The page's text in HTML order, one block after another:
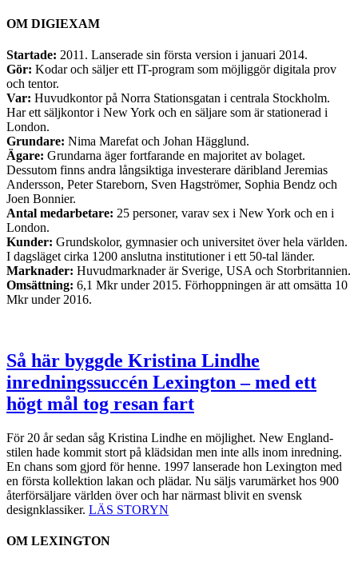
OM DIGIEXAM
Startade: 2011. Lanserade sin första version i januari 2014.
Gör: Kodar och säljer ett IT-program som möjliggör digitala prov
och tentor.
Var: Huvudkontor på Norra Stationsgatan i centrala Stockholm.
Har ett säljkontor i New York och en säljare som är stationerad i
London.
Grundare: Nima Marefat och Johan Hägglund.
Ägare: Grundarna äger fortfarande en majoritet av bolaget.
Dessutom finns andra långsiktiga investerare däribland Jeremias
Andersson, Peter Stareborn, Sven Hagströmer, Sophia Bendz och
Joen Bonnier.
Antal medarbetare: 25 personer, varav sex i New York och en i
London.
Kunder: Grundskolor, gymnasier och universitet över hela världen.
I dagsläget cirka 1200 anslutna institutioner i ett 50-tal länder.
Marknader: Huvudmarknader är Sverige, USA och Storbritannien.
Omsättning: 6,1 Mkr under 2015. Förhoppningen är att omsätta 10
Mkr under 2016.
Så här byggde Kristina Lindhe
inredningssuccén Lexington – med ett
högt mål tog resan fart
För 20 år sedan såg Kristina Lindhe en möjlighet. New England-
stilen hade kommit stort på klädsidan men inte alls inom inredning.
En chans som gjord för henne. 1997 lanserade hon Lexington med
en första kollektion lakan och plädar. Nu säljs varumärket hos 900
återförsäljare världen över och har närmast blivit en svensk
designklassiker. LÄS STORYN
OM LEXINGTON